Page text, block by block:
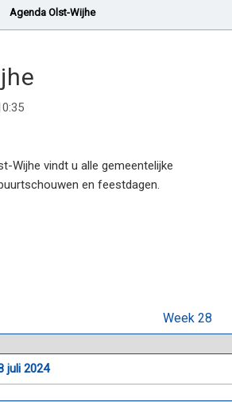
Agenda Olst-Wijhe
Wijhe vindt u alle gemeentelijke
en feestdagen.
Week 28
juli 2024